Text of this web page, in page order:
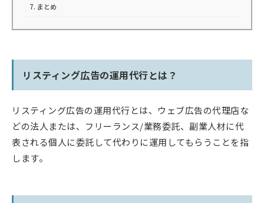
まとめ
リスティング広告の運用代行とは？
リスティング広告の運用代行とは、ウェブ広告の代理店な
どの法人または、フリーランス/業務委託、副業人材に代
表される個人に委託して代わりに運用してもらうことを指
します。